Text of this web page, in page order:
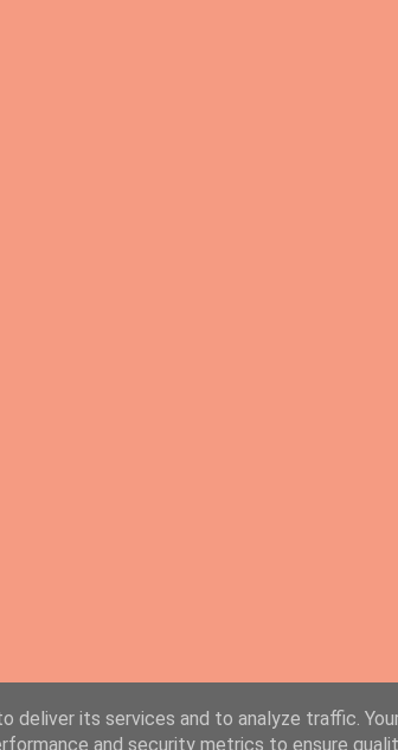
deliver its services and to analyze traffic.
and security metrics to ensure